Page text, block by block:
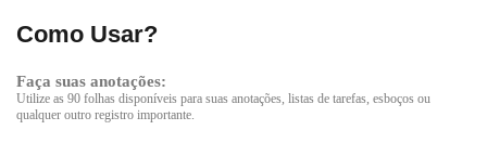
Como Usar?
Faça suas anotações:
Utilize as 90 folhas disponíveis para suas anotações, listas de tarefas, esboços ou
qualquer outro registro importante.